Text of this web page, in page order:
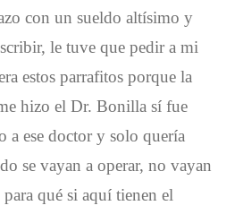
con un sueldo altísimo y
le tuve que pedir a mi
estos parrafitos porque la
hizo el Dr. Bonilla sí fue
a ese doctor y solo quería
se vayan a operar, no vayan
qué si aquí tienen el